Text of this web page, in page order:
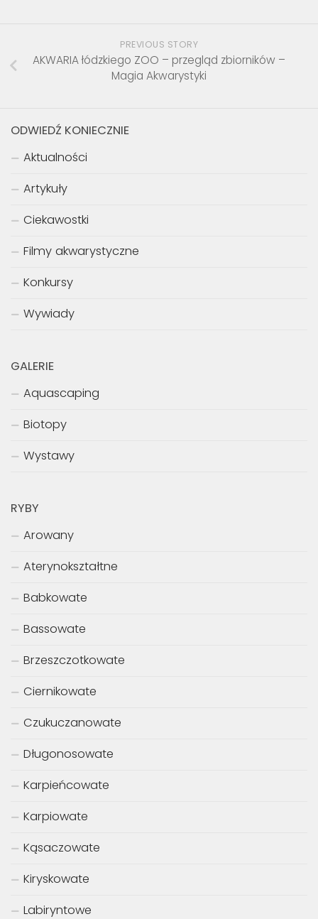
PREVIOUS STORY
AKWARIA łódzkiego ZOO – przegląd zbiorników –
Magia Akwarystyki
ODWIEDŹ KONIECZNIE
Aktualności
Artykuły
Ciekawostki
Filmy akwarystyczne
Konkursy
Wywiady
GALERIE
Aquascaping
Biotopy
Wystawy
RYBY
Arowany
Aterynokształtne
Babkowate
Bassowate
Brzeszczotkowate
Ciernikowate
Czukuczanowate
Długonosowate
Karpieńcowate
Karpiowate
Kąsaczowate
Kiryskowate
Labiryntowe